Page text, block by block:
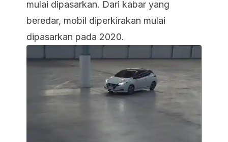
mulai dipasarkan. Dari kabar yang
beredar, mobil diperkirakan mulai
dipasarkan pada 2020.